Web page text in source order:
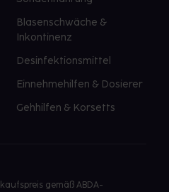
Blasenschwäche &
Inkontinenz
Desinfektionsmittel
Einnehmehilfen & Dosierer
Gehhilfen & Korsetts
gemäß ABDA-